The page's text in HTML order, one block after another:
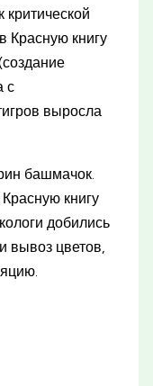
критической
Красную книгу
с
выросла
башмачок.
книгу
добились
вывоз цветов,